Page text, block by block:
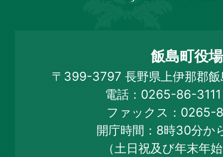
Town
Official
Web
Site
飯島町役場
〒399-3797 長野県上伊那郡
電話：0265-86-
ファックス：0265-
開庁時間：8時30分か
（土日祝及び年末年